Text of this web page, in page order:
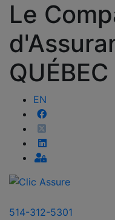
Le
QUÉBEC
EN
514-312-5301